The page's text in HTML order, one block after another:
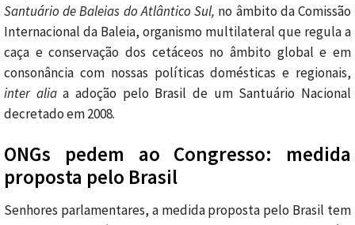
Santuário de Baleias do Atlântico Sul, no âmbito da Comissão
Internacional da Baleia, organismo multilateral que regula a
caça e conservação dos cetáceos no âmbito global e em
consonância com nossas políticas domésticas e regionais,
inter aliaa adoção pelo Brasil de um Santuário Nacional
decretado em 2008.
ONGs pedem ao Congresso: medida
proposta pelo Brasil
Senhores parlamentares, a medida proposta pelo Brasil tem